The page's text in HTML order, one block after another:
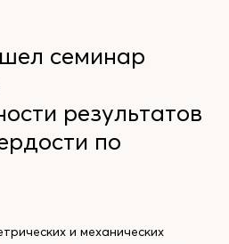
семинар
результатов
по
и механических